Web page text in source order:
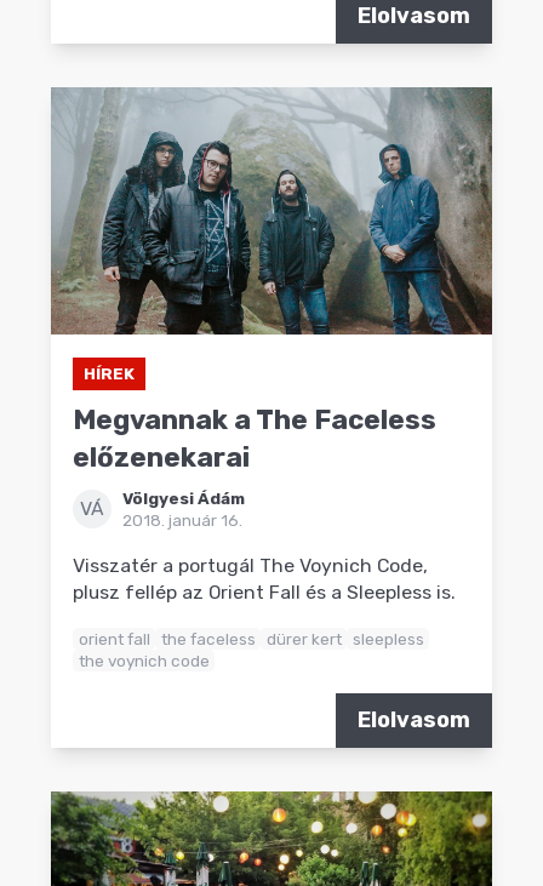
Elolvasom
HÍREK
Megvannak a The Faceless
előzenekarai
VÁ
Völgyesi Ádám
2018. január 16.
Visszatér a portugál The Voynich Code,
plusz fellép az Orient Fall és a Sleepless is.
orient fall the faceless dürer kert sleepless
the voynich code
Elolvasom